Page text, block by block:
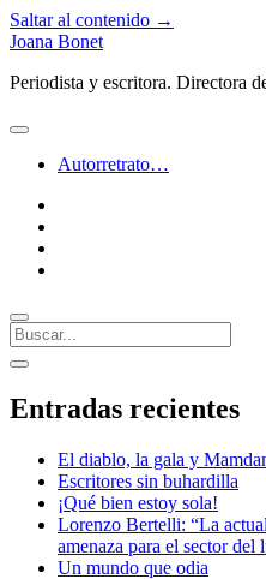
Saltar al contenido →
Joana Bonet
Periodista y escritora. Directora
abrir
Autorretrato…
Buscar
Barra
lateral
abrir
lateral
Entradas recientes
El diablo, la gala y
Escritores sin buhardilla
¡Qué bien estoy sola!
Lorenzo Bertelli: “La
amenaza para el sector del
Un mundo que odia